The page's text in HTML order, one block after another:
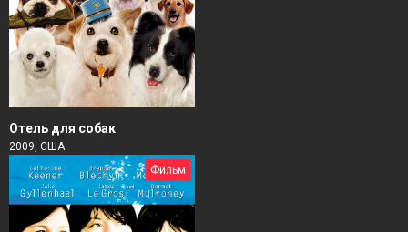
Отель для собак
2009, США
Фильм